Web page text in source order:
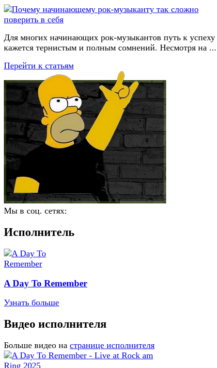
Для многих начинающих рок-музыкантов путь к успеху
кажется тернистым и полным сомнений. Несмотря на ...
Перейти к статьям
Мы в соц. сетях:
Исполнитель
A Day To Remember
Узнать больше
Видео исполнителя
Больше видео на странице исполнителя